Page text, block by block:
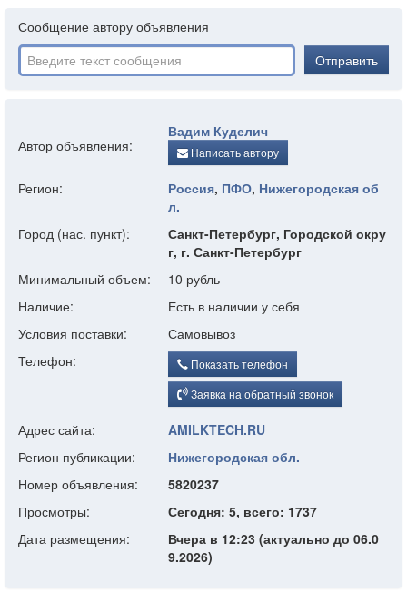
Сообщение автору объявления
Отправить
Автор объявления:
Вадим Куделич
Написать автору
Регион: Россия, ПФО, Нижегородская об
л.
Город (нас. пункт):
Санкт-Петербург, Городской окру
г, г. Санкт-Петербург
Минимальный объем:
10 рубль
Наличие:
Есть в наличии у себя
Условия поставки:
Самовывоз
Телефон:
Показать телефон
Заявка на обратный звонок
Адрес сайта:
AMILKTECH.RU
Регион публикации:
Нижегородская обл.
Номер объявления:
5820237
Просмотры:
Сегодня: 5, всего: 1737
Дата размещения:
Вчера в 12:23 (актуально до 06.0
9.2026)